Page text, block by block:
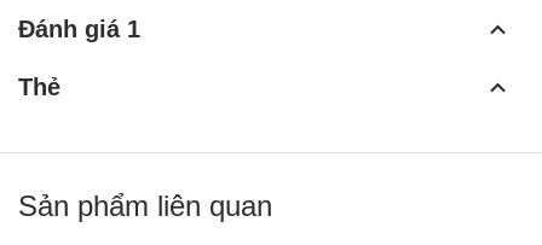
Đánh giá 1
Thẻ
Sản phẩm liên quan